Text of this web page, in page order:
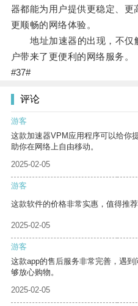
器都能为用户提供更稳定、更
更顺畅的网络体验。
地址加速器的出现，不仅
户带来了更便利的网络服务。
#37#
评论
游客
这款加速器VPM应用程序可以给你
助你在网络上自由移动。
2025-02-05
游客
这款软件的价格非常实惠，值得推荐
2025-02-05
游客
这款app的售后服务非常完善，遇
够放心购物。
2025-02-05